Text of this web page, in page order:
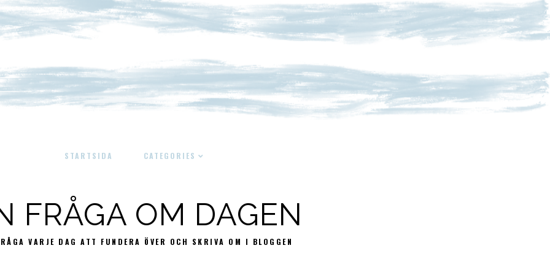
STARTSIDA CATEGORIES
FRÅGA OM DAGEN
VARJE DAG ATT FUNDERA ÖVER OCH SKRIVA OM I BLOGGEN